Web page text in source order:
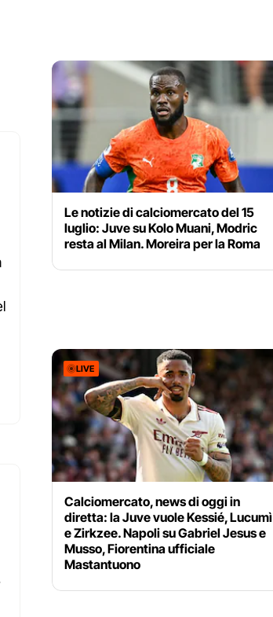
Le notizie di calciomercato del 15
luglio: Juve su Kolo Muani, Modric
resta al Milan. Moreira per la Roma
LIVE
Calciomercato, news di oggi in
diretta: la Juve vuole Kessié, Lucumì
e Zirkzee. Napoli su Gabriel Jesus e
Musso, Fiorentina ufficiale
Mastantuono